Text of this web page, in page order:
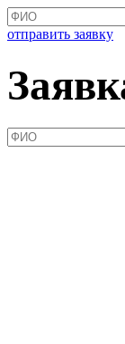
отправить заявку